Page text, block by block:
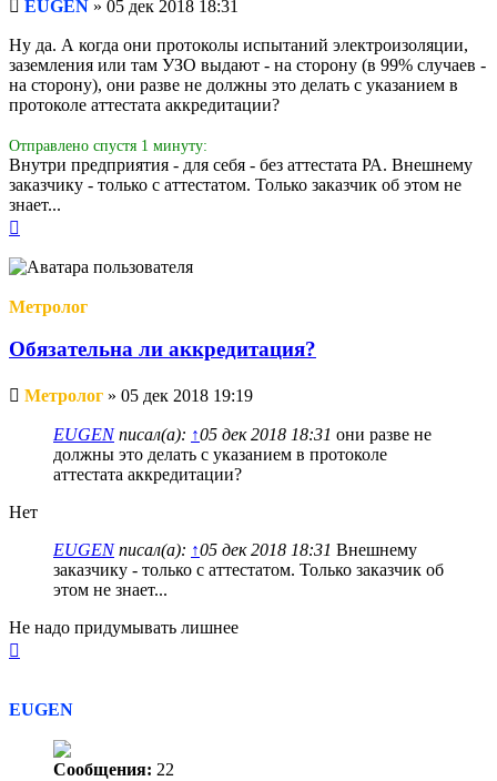
EUGEN » 05 дек 2018 18:31
Ну да. А когда они протоколы испытаний электроизоляции,
заземления или там УЗО выдают - на сторону (в 99% случаев -
на сторону), они разве не должны это делать с указанием в
протоколе аттестата аккредитации?
Отправлено спустя 1 минуту:
Внутри предприятия - для себя - без аттестата РА. Внешнему
заказчику - только с аттестатом. Только заказчик об этом не
знает...
началу
Метролог
Обязательна ли аккредитация?
Непрочитанное
сообщение
Метролог » 05 дек 2018 19:19
EUGENписал(а): ↑05 дек 2018 18:31 они разве не
должны это делать с указанием в протоколе
аттестата аккредитации?
Нет
EUGENписал(а): ↑05 дек 2018 18:31 Внешнему
заказчику - только с аттестатом. Только заказчик об
этом не знает...
Не надо придумывать лишнее
EUGEN
Сообщения: 22